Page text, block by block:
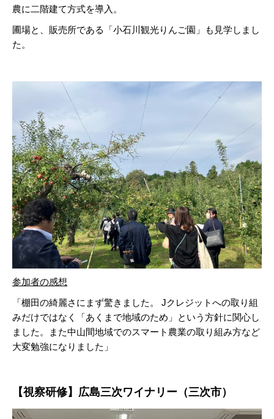
農に二階建て方式を導入。
圃場と、販売所である「小石川観光りんご園」も見学しまし
た。
参加者の感想
「棚田の綺麗さにまず驚きました。 Jクレジットへの取り組
みだけではなく「あくまで地域のため」という方針に関心し
ました。また中山間地域でのスマート農業の取り組み方など
大変勉強になりました」
【視察研修】広島三次ワイナリー（三次市）